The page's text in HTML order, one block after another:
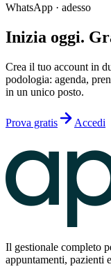
WhatsApp · adesso
Inizia oggi.
Crea il tuo account in
podologia: agenda,
in un unico posto.
Prova gratis Accedi
Il gestionale completo
appuntamenti, pazienti